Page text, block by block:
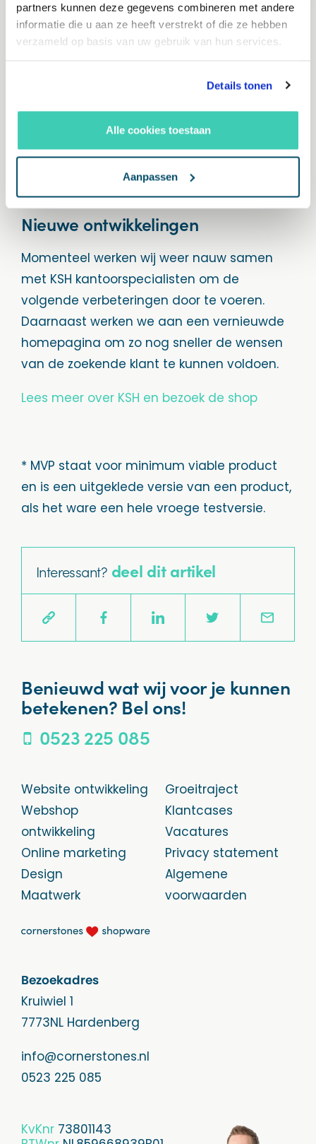
partners kunnen deze gegevens combineren met andere
informatie die u aan ze heeft verstrekt of die ze hebben
verzameld op basis van uw gebruik van hun services.
Details tonen
Alle cookies toestaan
Aanpassen
KSH kantoorspecialisten op tv bij
RTL-Z
pakket voor een scherpe prijs! Dit ging niet
ongemerkt waar de bestellingen de deur
uitvlogen en ook RTL-Z hem vroeg deel te
nemen in hun programma.
Nieuwe ontwikkelingen
Momenteel werken wij weer nauw samen
met KSH kantoorspecialisten om de
volgende verbeteringen door te voeren.
Daarnaast werken we aan een vernieuwde
homepagina om zo nog sneller de wensen
van de zoekende klant te kunnen voldoen.
Lees meer over KSH en bezoek de shop
* MVP staat voor minimum viable product
en is een uitgeklede versie van een product,
als het ware een hele vroege testversie.
Interessant?deel dit artikel
Benieuwd wat wij voor je kunnen
betekenen? Bel ons!
0523 225 085
Website ontwikkeling
Webshop
ontwikkeling
Online marketing
Design
Maatwerk
Groeitraject
Klantcases
Vacatures
Privacy statement
Algemene
voorwaarden
Bezoekadres
Kruiwiel 1
7773NL Hardenberg
info@cornerstones.nl
0523 225 085
KvKnr 73801143